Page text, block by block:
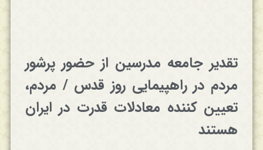
تقدیر جامعه مدرسین از حضور پرشور
مردم در راهپیمایی روز قدس / مردم،
تعیین کننده معادلات قدرت در ایران
هستند